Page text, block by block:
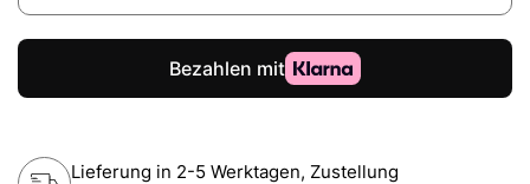
Lieferung in 2-5 Werktagen, Zustellung